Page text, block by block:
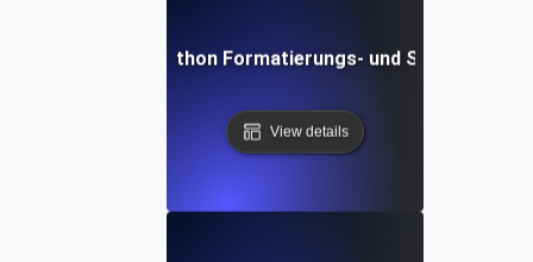
Kostenloses Python Formatierungs- und Schönheits-
View details